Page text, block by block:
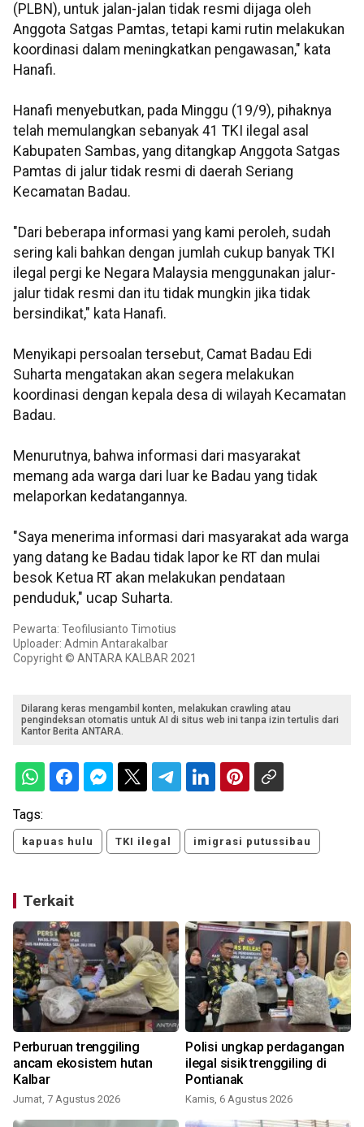
(PLBN), untuk jalan-jalan tidak resmi dijaga oleh
Anggota Satgas Pamtas, tetapi kami rutin melakukan
koordinasi dalam meningkatkan pengawasan," kata
Hanafi.
Hanafi menyebutkan, pada Minggu (19/9), pihaknya
telah memulangkan sebanyak 41 TKI ilegal asal
Kabupaten Sambas, yang ditangkap Anggota Satgas
Pamtas di jalur tidak resmi di daerah Seriang
Kecamatan Badau.
"Dari beberapa informasi yang kami peroleh, sudah
sering kali bahkan dengan jumlah cukup banyak TKI
ilegal pergi ke Negara Malaysia menggunakan jalur-
jalur tidak resmi dan itu tidak mungkin jika tidak
bersindikat," kata Hanafi.
Menyikapi persoalan tersebut, Camat Badau Edi
Suharta mengatakan akan segera melakukan
koordinasi dengan kepala desa di wilayah Kecamatan
Badau.
Menurutnya, bahwa informasi dari masyarakat
memang ada warga dari luar ke Badau yang tidak
melaporkan kedatangannya.
"Saya menerima informasi dari masyarakat ada warga
yang datang ke Badau tidak lapor ke RT dan mulai
besok Ketua RT akan melakukan pendataan
penduduk," ucap Suharta.
Pewarta: Teofilusianto Timotius
Uploader: Admin Antarakalbar
Copyright © ANTARA KALBAR 2021
Dilarang keras mengambil konten, melakukan crawling atau
pengindeksan otomatis untuk AI di situs web ini tanpa izin tertulis dari
Kantor Berita ANTARA.
Tags:
kapuas hulu TKI ilegal imigrasi putussibau
Terkait
Perburuan trenggiling
ancam ekosistem hutan
Kalbar
Jumat, 7 Agustus 2026
Polisi ungkap perdagangan
ilegal sisik trenggiling di
Pontianak
Kamis, 6 Agustus 2026